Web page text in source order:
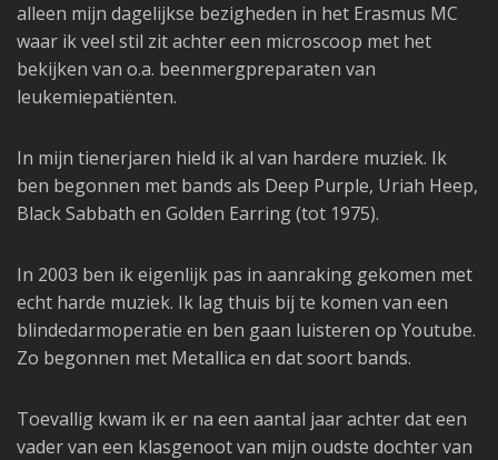
alleen mijn dagelijkse bezigheden in het Erasmus MC
waar ik veel stil zit achter een microscoop met het
bekijken van o.a. beenmergpreparaten van
leukemiepatiënten.
In mijn tienerjaren hield ik al van hardere muziek. Ik
ben begonnen met bands als Deep Purple, Uriah Heep,
Black Sabbath en Golden Earring (tot 1975).
In 2003 ben ik eigenlijk pas in aanraking gekomen met
echt harde muziek. Ik lag thuis bij te komen van een
blindedarmoperatie en ben gaan luisteren op Youtube.
Zo begonnen met Metallica en dat soort bands.
Toevallig kwam ik er na een aantal jaar achter dat een
vader van een klasgenoot van mijn oudste dochter van